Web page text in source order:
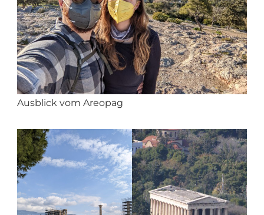
Ausblick vom Areopag